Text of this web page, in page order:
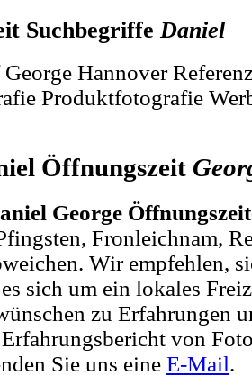
Suchbegriffe Daniel
Hannover
Produktfotografie
Öffnungszeit
George
Fronleichnam,
Wir empfehlen,
sich um ein lokales
zu Erfahrungen
von
Sie uns eine E-Mail.